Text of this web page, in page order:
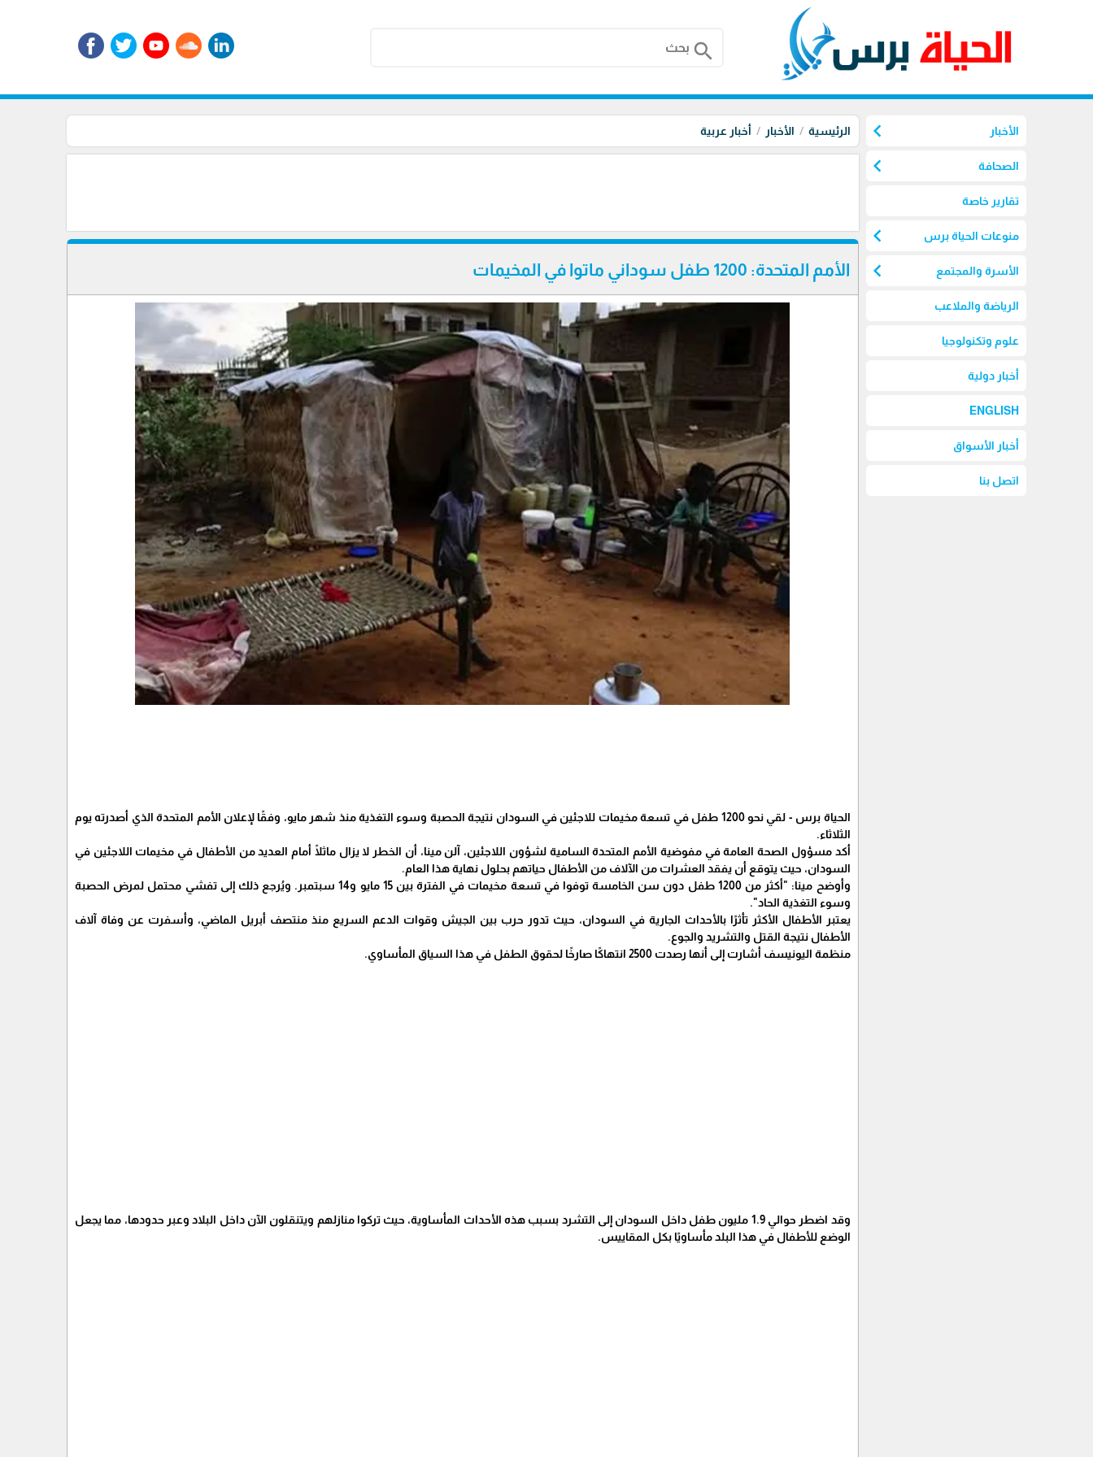
search
الأخبار chevron_left
الصحافة chevron_left
تقارير خاصة
منوعات الحياة برس chevron_left
الأسرة والمجتمع chevron_left
الرياضة والملاعب
علوم وتكنولوجيا
أخبار دولية
ENGLISH
أخبار الأسواق
اتصل بنا
الرئيسية الأخبار أخبار عربية
الأمم المتحدة: 1200 طفل سوداني ماتوا في المخيمات
الحياة برس - لقي نحو 1200 طفل في تسعة مخيمات للاجئين في السودان نتيجة الحصبة وسوء التغذية منذ شهر مايو، وفقًا لإعلان الأمم المتحدة الذي أصدرته يوم
الثلاثاء.
أكد مسؤول الصحة العامة في مفوضية الأمم المتحدة السامية لشؤون اللاجئين، آلن مينا، أن الخطر لا يزال ماثلًا أمام العديد من الأطفال في مخيمات اللاجئين في
السودان، حيث يتوقع أن يفقد العشرات من الآلاف من الأطفال حياتهم بحلول نهاية هذا العام.
وأوضح مينا: "أكثر من 1200 طفل دون سن الخامسة توفوا في تسعة مخيمات في الفترة بين 15 مايو و14 سبتمبر. ويُرجع ذلك إلى تفشي محتمل لمرض الحصبة
وسوء التغذية الحاد".
يعتبر الأطفال الأكثر تأثرًا بالأحداث الجارية في السودان، حيث تدور حرب بين الجيش وقوات الدعم السريع منذ منتصف أبريل الماضي، وأسفرت عن وفاة آلاف
الأطفال نتيجة القتل والتشريد والجوع.
منظمة اليونيسف أشارت إلى أنها رصدت 2500 انتهاكًا صارخًا لحقوق الطفل في هذا السياق المأساوي.
وقد اضطر حوالي 1.9 مليون طفل داخل السودان إلى التشرد بسبب هذه الأحداث المأساوية، حيث تركوا منازلهم ويتنقلون الآن داخل البلاد وعبر حدودها، مما يجعل
الوضع للأطفال في هذا البلد مأساويًا بكل المقاييس.